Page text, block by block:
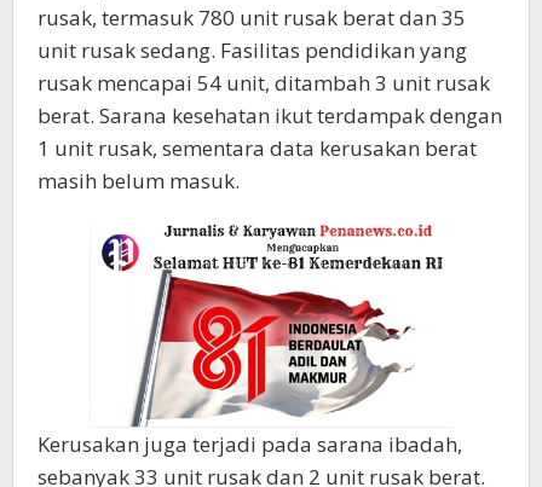
rusak, termasuk 780 unit rusak berat dan 35
unit rusak sedang. Fasilitas pendidikan yang
rusak mencapai 54 unit, ditambah 3 unit rusak
berat. Sarana kesehatan ikut terdampak dengan
1 unit rusak, sementara data kerusakan berat
masih belum masuk.
Kerusakan juga terjadi pada sarana ibadah,
sebanyak 33 unit rusak dan 2 unit rusak berat.